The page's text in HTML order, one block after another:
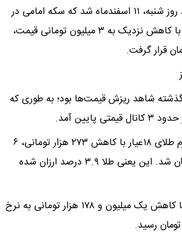
بازار سکه در حالی وارد روز شنبه، ۱۱ اسفندماه شد که سکه امامی در
طول یک هفته گذشته با کاهش نزدیک به ۳ میلیون تومانی قیمت،
شاهد ریزش قیمت‌ها بود؛ به طوری که
بر همین اساس، هر گرم طلای ۱۸عیار با کاهش ۲۷۳ هزار تومانی، ۶
میلیون و ۶۳۰ هزار تومان شد. این یعنی طلا ۳.۹ درصد ارزان شده
هر مثقال طلا ۱۸ عیار با کاهش یک میلیون و ۱۷۸ هزار تومانی به نرخ